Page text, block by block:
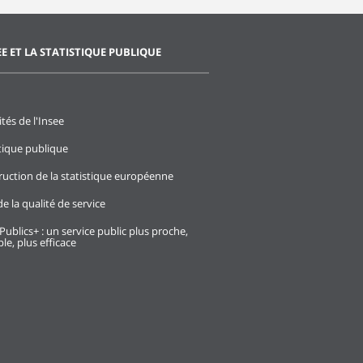
ET LA STATISTIQUE PUBLIQUE
de l'Insee
publique
de la statistique européenne
la qualité de service
: un service public plus proche,
plus efficace